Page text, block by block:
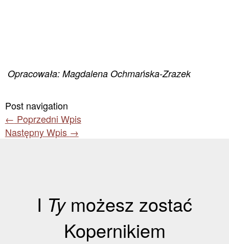
Opracowała: Magdalena Ochmańska-Zrazek
Post navigation
← Poprzedni Wpis
Następny Wpis →
I Tymożesz zostać
Kopernikiem